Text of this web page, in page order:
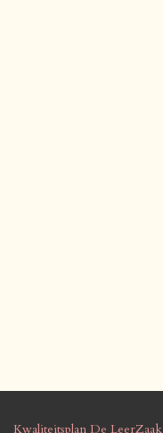
Kwaliteitsplan De LeerZaak